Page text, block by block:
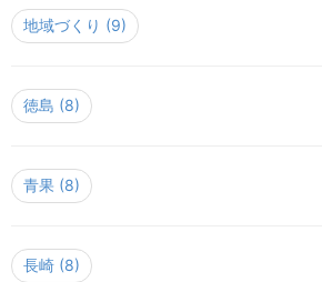
地域づくり (9)
徳島 (8)
青果 (8)
長崎 (8)